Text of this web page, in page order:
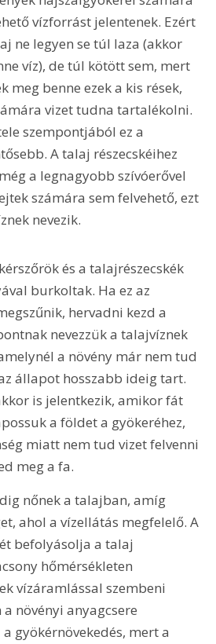
vízforrást jelentenek. Ezért
ne legyen se túl laza (akkor
víz), de túl kötött sem, mert
meg benne ezek a kis rések,
vizet tudna tartalékolni.
szempontjából ez a
A talaj részecskéihez
a legnagyobb szívóerővel
számára sem felvehető, ezt
nevezik.
és a talajrészecskék
burkoltak. Ha ez az
hervadni kezd a
nevezzük a talajvíznek
a növény már nem tud
állapot hosszabb ideig tart.
is jelentkezik, amikor fát
a földet a gyökeréhez,
miatt nem tud vizet felvenni
meg a fa.
nőnek a talajban, amíg
ahol a vízellátás megfelelő. A
befolyásolja a talaj
hőmérsékleten
vízáramlással szembeni
növényi anyagcsere
gyökérnövekedés, mert a